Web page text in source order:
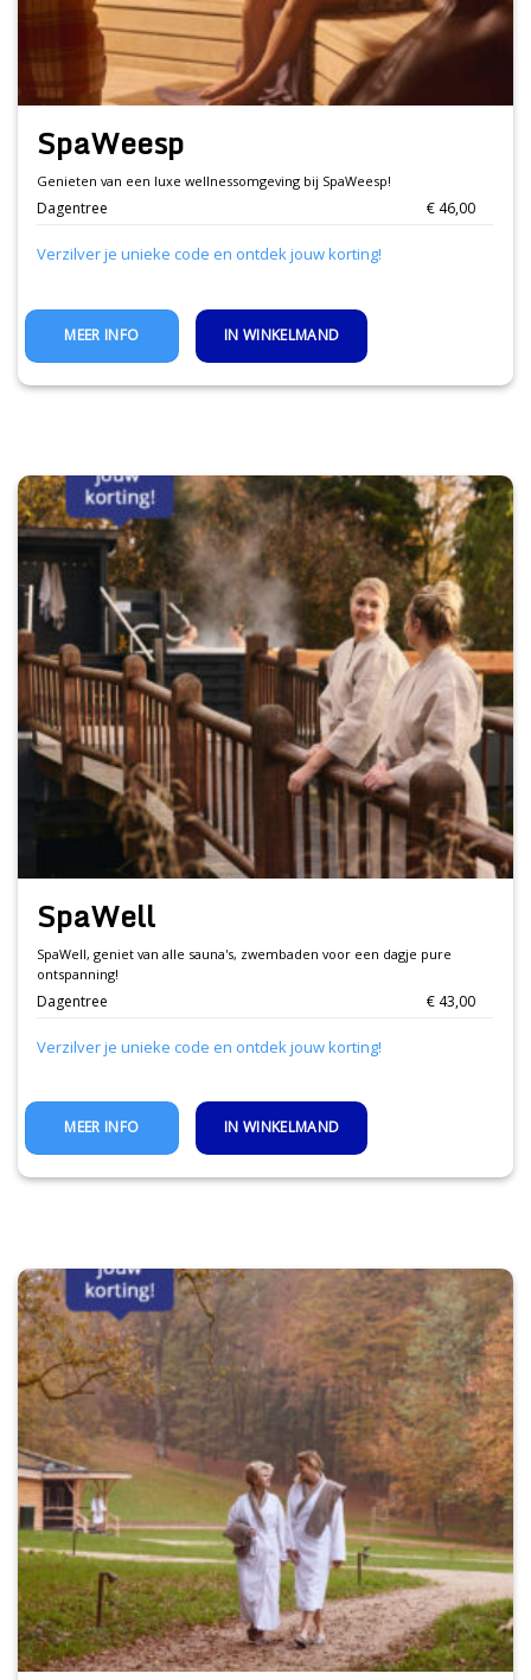
SpaWeesp
Genieten van een luxe wellnessomgeving bij SpaWeesp!
Dagentree € 46,00
Verzilver je unieke code en ontdek jouw korting!
IN WINKELMAND
MEER INFO
SpaWell
SpaWell, geniet van alle sauna's, zwembaden voor een dagje pure
ontspanning!
Dagentree € 43,00
Verzilver je unieke code en ontdek jouw korting!
IN WINKELMAND
MEER INFO